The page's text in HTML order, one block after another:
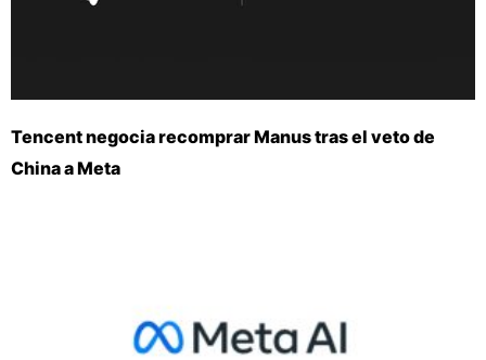
Tencent negocia recomprar Manus tras el veto de
China a Meta